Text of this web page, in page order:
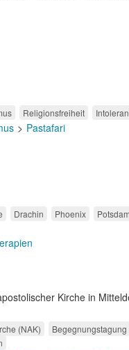
Religionsfreiheit
Pastafari
Drachin Phoenix Potsdam
Kirche in
(NAK) Begegnungstagung